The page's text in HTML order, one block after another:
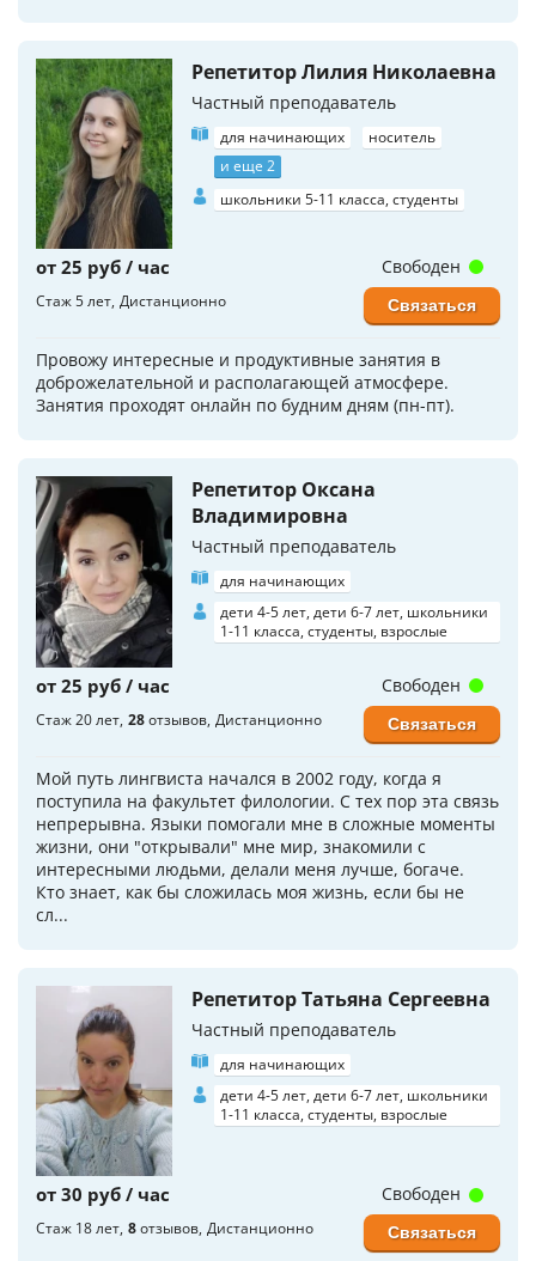
Репетитор Лилия Николаевна
Частный преподаватель
для начинающих
носитель
и еще 2
школьники 5-11 класса, студенты
от 25 руб / час
Стаж 5 лет Дистанционно
Провожу интересные и продуктивные занятия в
доброжелательной и располагающей атмосфере.
Занятия проходят онлайн по будним дням (пн-пт).
Свободен
Связаться
Репетитор Оксана
Владимировна
Частный преподаватель
для начинающих
дети 4-5 лет, дети 6-7 лет, школьники
1-11 класса, студенты, взрослые
от 25 руб / час
Стаж 20 лет 28отзывов Дистанционно
Мой путь лингвиста начался в 2002 году, когда я
поступила на факультет филологии. С тех пор эта связь
непрерывна. Языки помогали мне в сложные моменты
жизни, они "открывали" мне мир, знакомили с
интересными людьми, делали меня лучше, богаче.
Кто знает, как бы сложилась моя жизнь, если бы не
сл...
Свободен
Связаться
Репетитор Татьяна Сергеевна
Частный преподаватель
для начинающих
дети 4-5 лет, дети 6-7 лет, школьники
1-11 класса, студенты, взрослые
от 30 руб / час
Стаж 18 лет 8отзывов Дистанционно
Свободен
Связаться